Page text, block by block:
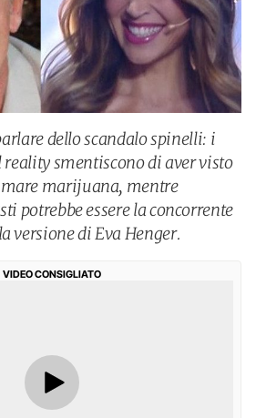
dello scandalo spinelli: i
smentiscono di aver visto
marijuana, mentre
potrebbe essere la concorrente
versione di Eva Henger.
VIDEO CONSIGLIATO